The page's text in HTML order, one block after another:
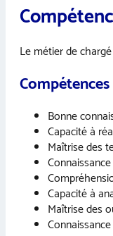
Le métier de
Bonne
Capacité à
Maîtrise des
Capacité à
Maîtrise des